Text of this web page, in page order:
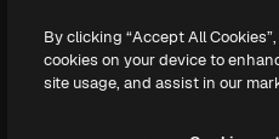
TikTok
Discord
By clicking “Accept All
cookies on your device to
site usage, and assist in our